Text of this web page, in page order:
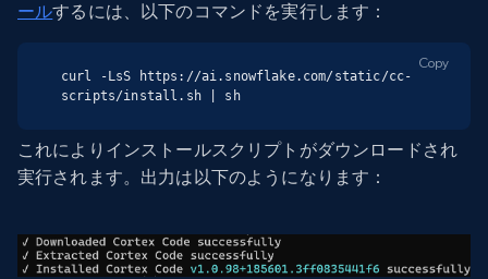
ールするには、以下のコマンドを実行します：
curl -LsS https://ai.snowflake.com/static/cc-
scripts/install.sh | sh
Copy
これによりインストールスクリプトがダウンロードされ
実行されます。出力は以下のようになります：